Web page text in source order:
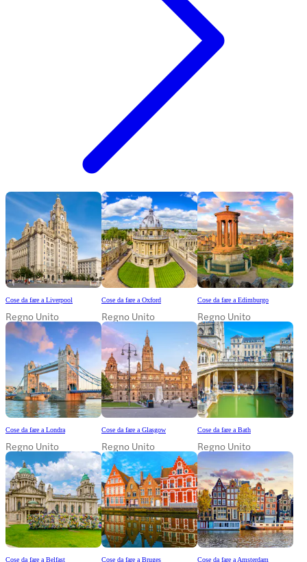
Cose da fare a Liverpool
Regno Unito
Cose da fare a Oxford
Regno Unito
Cose da fare a Edimburgo
Regno Unito
Cose da fare a Londra
Regno Unito
Cose da fare a Glasgow
Regno Unito
Cose da fare a Bath
Regno Unito
Cose da fare a Belfast Cose da fare a Bruges Cose da fare a Amsterdam